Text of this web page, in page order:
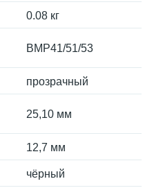
0.08 кг
BMP41/51/53
прозрачный
25,10 мм
12,7 мм
чёрный